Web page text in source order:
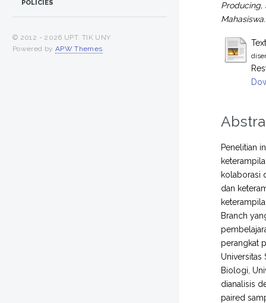
Producing,
Mahasiswa.
Penelitian
kolaborasi
dan
Branch
perangkat
Universitas
Biologi,
dianalisis
paired
POLICIES
© 2012 - 2026 UPT. TIK UNY
Powered by APW Themes